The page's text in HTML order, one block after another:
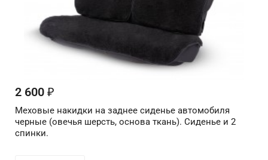
2 600 ₽
Меховые накидки на заднее сиденье автомобиля
черные (овечья шерсть, основа ткань). Сиденье и 2
спинки.